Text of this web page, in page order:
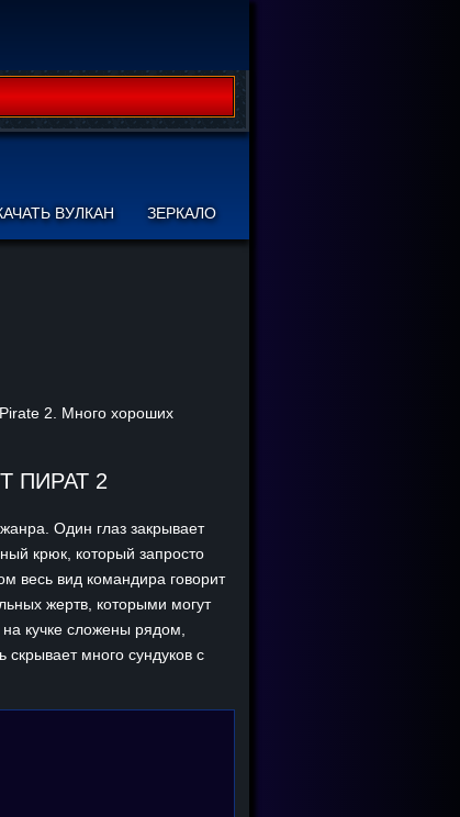
ВУЛКАН ЗЕРКАЛО
Pirate 2. Много хороших
ПИРАТ 2
Один глаз закрывает
крюк, который запросто
весь вид командира говорит
жертв, которыми могут
кучке сложены рядом,
скрывает много сундуков с